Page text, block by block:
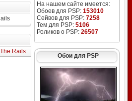
Rails
На нашем сайте имеется:
Обоев для PSP: 153010
Сейвов для PSP: 7258
Тем для PSP: 5106
Роликов о PSP: 26507
Обои для PSP